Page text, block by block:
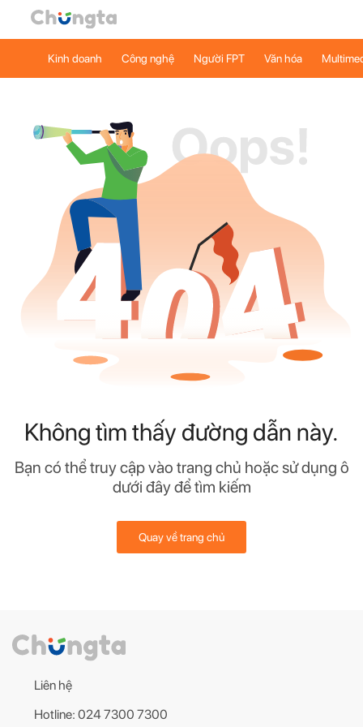
Kinh doanh Công nghệ Người FPT Văn hóa
Không tìm thấy đường dẫn này.
Bạn có thể truy cập vào trang chủ hoặc sử dụng ô
dưới đây để tìm kiếm
Quay về trang chủ
Liên hệ
Hotline: 024 7300 7300